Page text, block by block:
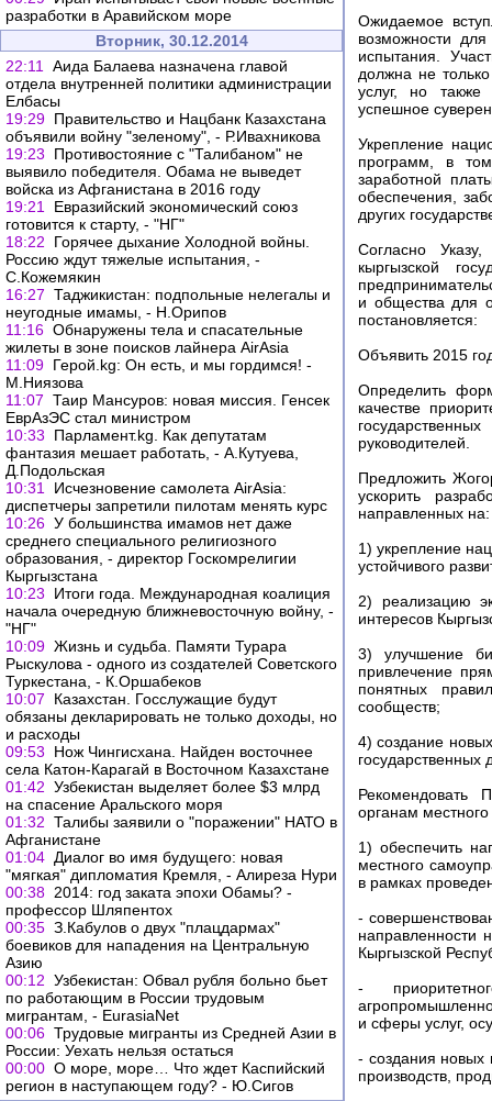
разработки в Аравийском море
Вторник, 30.12.2014
22:11
Аида Балаева назначена главой
отдела внутренней политики администрации
Елбасы
19:29 Правительство и Нацбанк Казахстана
объявили войну "зеленому", - Р.Ивахникова
19:23
Противостояние с "Талибаном" не
выявило победителя. Обама не выведет
войска из Афганистана в 2016 году
19:21
Евразийский экономический союз
готовится к старту, - "НГ"
18:22
Горячее дыхание Холодной войны.
Россию ждут тяжелые испытания, -
С.Кожемякин
16:27 Таджикистан: подпольные нелегалы и
неугодные имамы, - Н.Орипов
11:16 Обнаружены тела и спасательные
жилеты в зоне поисков лайнера AirAsia
11:09 Герой.kg: Он есть, и мы гордимся! -
М.Ниязова
11:07 Таир Мансуров: новая миссия. Генсек
ЕврАзЭС стал министром
10:33
Парламент.kg. Как депутатам
фантазия мешает работать, - А.Кутуева,
Д.Подольская
10:31
Исчезновение самолета AirAsia:
диспетчеры запретили пилотам менять курс
10:26 У большинства имамов нет даже
среднего специального религиозного
образования, - директор Госкомрелигии
Кыргызстана
10:23
Итоги года. Международная коалиция
начала очередную ближневосточную войну, -
"НГ"
10:09 Жизнь и судьба. Памяти Турара
Рыскулова - одного из создателей Советского
Туркестана, - К.Оршабеков
10:07
Казахстан. Госслужащие будут
обязаны декларировать не только доходы, но
и расходы
09:53
Нож Чингисхана. Найден восточнее
села Катон-Карагай в Восточном Казахстане
01:42 Узбекистан выделяет более $3 млрд
на спасение Аральского моря
01:32 Талибы заявили о "поражении" НАТО в
Афганистане
01:04 Диалог во имя будущего: новая
"мягкая" дипломатия Кремля, - Алиреза Нури
00:38 2014: год заката эпохи Обамы? -
профессор Шляпентох
00:35 З.Кабулов о двух "плацдармах"
боевиков для нападения на Центральную
Азию
00:12 Узбекистан: Обвал рубля больно бьет
по работающим в России трудовым
мигрантам, - EurasiaNet
00:06 Трудовые мигранты из Средней Азии в
России: Уехать нельзя остаться
00:00 О море, море… Что ждет Каспийский
регион в наступающем году? - Ю.Сигов
Ожидаемое
возможности
испытания.
должна не только
услуг, но также
успешное
Укрепление
программ, в
заработной
обеспечения,
других
Согласно
кыргызской
и общества для
постановляется:
Объявить 2015
Определить
качестве
руководителей.
Предложить
ускорить
направленных на:
1) укрепление
устойчивого
2) реализацию
интересов
3) улучшение
привлечение
понятных
сообществ;
4) создание
государственных
Рекомендовать
органам
1) обеспечить
местного
в рамках
-
направленности
Кыргызской
-
и сферы услуг,
- создания новых
производств,